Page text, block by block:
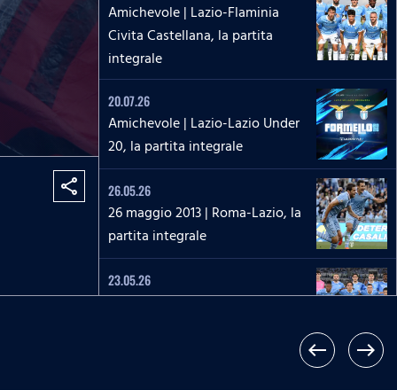
share
Amichevole | Lazio-Flaminia
Civita Castellana, la partita
integrale
20.07.26
Amichevole | Lazio-Lazio Under
20, la partita integrale
26.05.26
26 maggio 2013 | Roma-Lazio, la
partita integrale
23.05.26
Serie A Enilive | Lazio-Pisa, la
west east